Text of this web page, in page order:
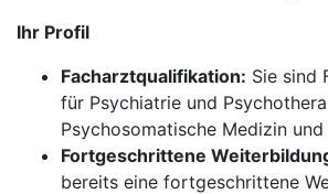
Ihr Profil
Facharztqualifikation: Sie sind
für Psychiatrie und
Psychosomatische Medizin
Fortgeschrittene
bereits eine fortgeschrittene